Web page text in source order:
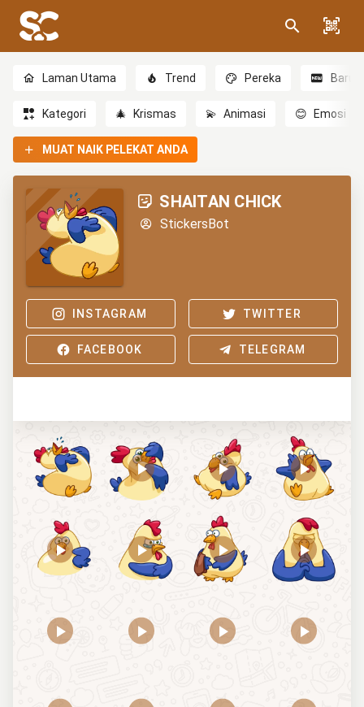
Laman Utama Trend Pereka Baru
Kategori 🎄 Krismas 💫 Animasi 😊 Emosi
MUAT NAIK PELEKAT ANDA
SHAITAN CHICK
StickersBot
INSTAGRAM TWITTER
FACEBOOK TELEGRAM